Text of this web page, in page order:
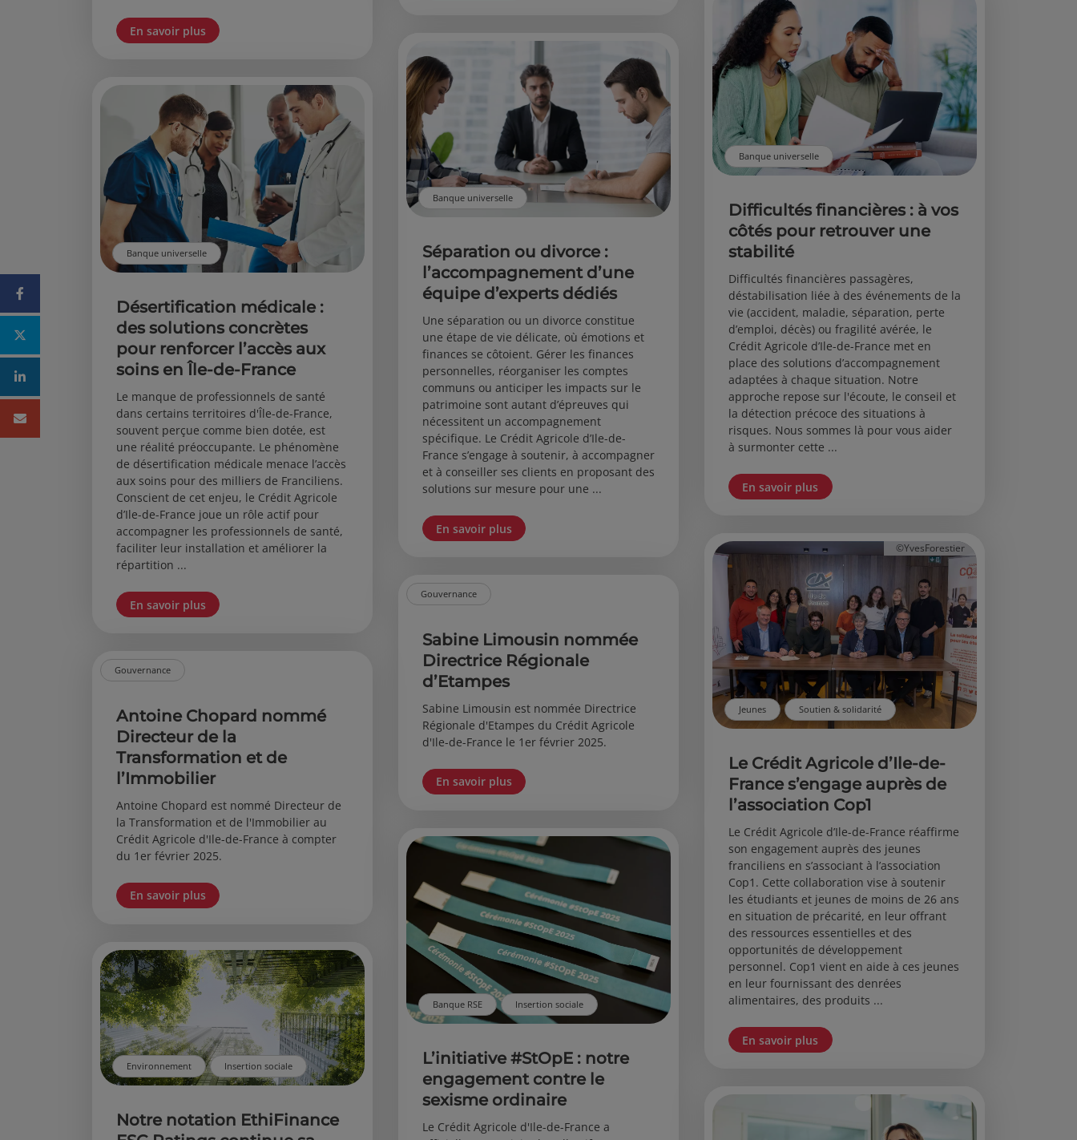
En savoir plus
Banque universelle
Difficultés financières : à vos
côtés pour retrouver une
stabilité
Difficultés financières passagères,
déstabilisation liée à des événements de la
vie (accident, maladie, séparation, perte
d’emploi, décès) ou fragilité avérée, le
Crédit Agricole d’Ile-de-France met en
place des solutions d’accompagnement
adaptées à chaque situation. Notre
approche repose sur l'écoute, le conseil et
la détection précoce des situations à
risques. Nous sommes là pour vous aider
à surmonter cette ...
En savoir plus
Banque universelle
Séparation ou divorce :
l’accompagnement d’une
équipe d’experts dédiés
Une séparation ou un divorce constitue
une étape de vie délicate, où émotions et
finances se côtoient. Gérer les finances
personnelles, réorganiser les comptes
communs ou anticiper les impacts sur le
patrimoine sont autant d’épreuves qui
nécessitent un accompagnement
spécifique. Le Crédit Agricole d’Ile-de-
France s’engage à soutenir, à accompagner
et à conseiller ses clients en proposant des
solutions sur mesure pour une ...
En savoir plus
Banque universelle
Désertification médicale :
des solutions concrètes
pour renforcer l’accès aux
soins en Île-de-France
Le manque de professionnels de santé
dans certains territoires d'Île-de-France,
souvent perçue comme bien dotée, est
une réalité préoccupante. Le phénomène
de désertification médicale menace l’accès
aux soins pour des milliers de Franciliens.
Conscient de cet enjeu, le Crédit Agricole
d’Ile-de-France joue un rôle actif pour
accompagner les professionnels de santé,
faciliter leur installation et améliorer la
répartition ...
En savoir plus
©YvesForestier
Jeunes Soutien & solidarité
Le Crédit Agricole d’Ile-de-
France s’engage auprès de
l’association Cop1
Le Crédit Agricole d’Ile-de-France réaffirme
son engagement auprès des jeunes
franciliens en s’associant à l’association
Cop1. Cette collaboration vise à soutenir
les étudiants et jeunes de moins de 26 ans
en situation de précarité, en leur offrant
des ressources essentielles et des
opportunités de développement
personnel. Cop1 vient en aide à ces jeunes
en leur fournissant des denrées
alimentaires, des produits ...
En savoir plus
Gouvernance
Sabine Limousin nommée
Directrice Régionale
d’Etampes
Sabine Limousin est nommée Directrice
Régionale d'Etampes du Crédit Agricole
d'Ile-de-France le 1er février 2025.
En savoir plus
Gouvernance
Antoine Chopard nommé
Directeur de la
Transformation et de
l’Immobilier
Antoine Chopard est nommé Directeur de
la Transformation et de l'Immobilier au
Crédit Agricole d'Ile-de-France à compter
du 1er février 2025.
En savoir plus
Banque RSE Insertion sociale
L’initiative #StOpE : notre
engagement contre le
sexisme ordinaire
Le Crédit Agricole d'Ile-de-France a
Environnement Insertion sociale
Notre notation EthiFinance
Facebook
Twitter
Linkedin
Mail